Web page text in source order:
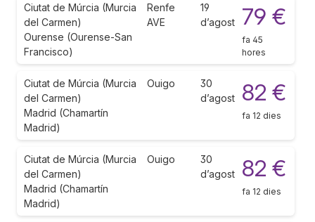
Ciutat de Múrcia (Murcia
del Carmen)
Ourense (Ourense-San
Francisco)
Renfe
AVE
19
d’agost
79 €
fa 45
hores
Ciutat de Múrcia (Murcia
del Carmen)
Madrid (Chamartín
Madrid)
Ouigo
30
d’agost
82 €
fa 12 dies
Ciutat de Múrcia (Murcia
del Carmen)
Madrid (Chamartín
Madrid)
Ouigo
30
d’agost
82 €
fa 12 dies